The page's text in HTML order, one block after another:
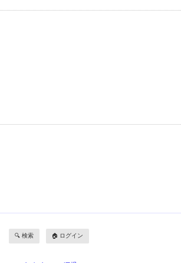
🔍 検索 🏠 ログイン